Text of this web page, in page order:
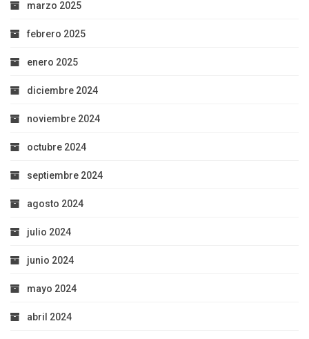
marzo 2025
febrero 2025
enero 2025
diciembre 2024
noviembre 2024
octubre 2024
septiembre 2024
agosto 2024
julio 2024
junio 2024
mayo 2024
abril 2024